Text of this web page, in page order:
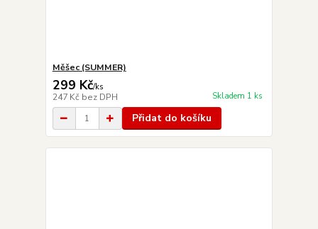
Měšec (SUMMER)
299 Kč/ks
247 Kč bez DPH Skladem 1 ks
Přidat do košíku